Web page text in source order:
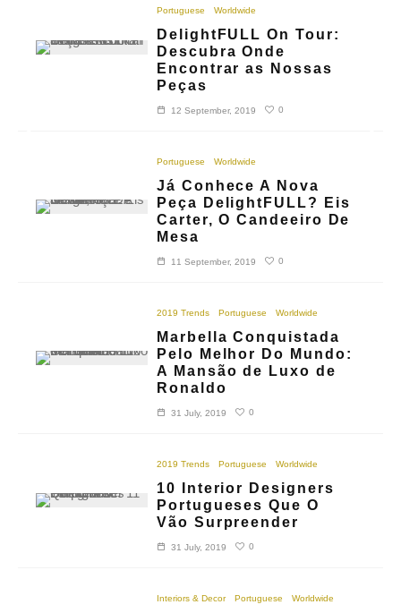
Portuguese
Worldwide
DelightFULL On Tour:
Descubra Onde
Encontrar as Nossas
Peças
12 September, 2019 0
Portuguese Worldwide
Já Conhece A Nova
Peça DelightFULL? Eis
Carter, O Candeeiro De
Mesa
11 September, 2019 0
2019 Trends Portuguese Worldwide
Marbella Conquistada
Pelo Melhor Do Mundo:
A Mansão de Luxo de
Ronaldo
31 July, 2019 0
2019 Trends Portuguese Worldwide
10 Interior Designers
Portugueses Que O
Vão Surpreender
31 July, 2019 0
Interiors & Decor Portuguese Worldwide